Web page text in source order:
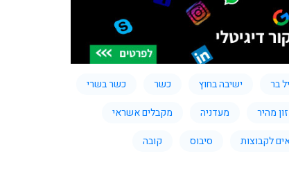
בר ישיבה בחוץ כשר
כשר בשרי
מהיר מעדניה
מקבלים אשראי
לקבוצות סיבוס
קובה